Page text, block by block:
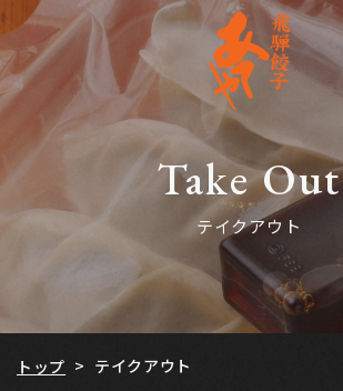
Take Out
テイクアウト
トップ > テイクアウト